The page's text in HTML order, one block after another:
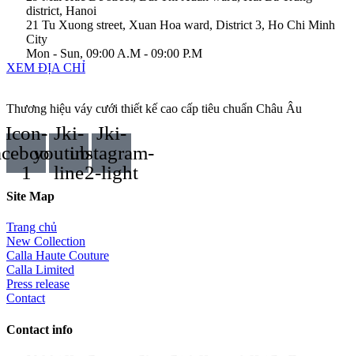
district, Hanoi
21 Tu Xuong street, Xuan Hoa ward, District 3, Ho Chi Minh
City
Mon - Sun, 09:00 A.M - 09:00 P.M
XEM ĐỊA CHỈ
Thương hiệu váy cưới thiết kế cao cấp tiêu chuẩn Châu Âu
Icon-
1
Jki-
youtube-
line
Jki-
instagram-
2-light
Site Map
Trang chủ
New Collection
Calla Haute Couture
Calla Limited
Press release
Contact
Contact info